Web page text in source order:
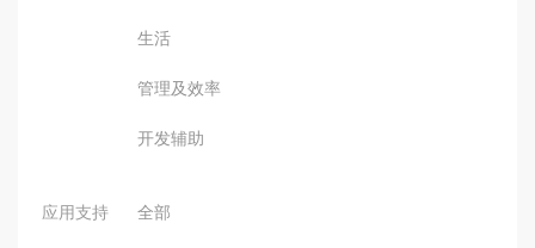
生活
管理及效率
开发辅助
应用支持 全部